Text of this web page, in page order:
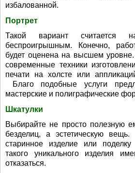
избалованной.
Портрет
Такой вариант считается на
беспроигрышным. Конечно,
будет оценена на высшем
современные техники
печати на холсте или
Благо подобные услуги
мастерские и полиграфические
Шкатулки
Выбирайте не просто полезную
безделиц, а эстетическую вещь.
старинное изделие или
такого уникального изделия
отказаться.